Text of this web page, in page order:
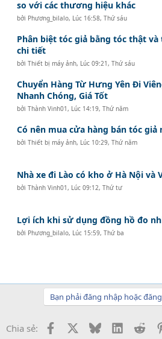
so với các thương hiệu khác
bởi Phương_bilalo, Lúc 16:58, Thứ sáu
Phân biệt tóc giả bằng tóc thật
chi tiết
bởiThiết bị máy ảnh, Lúc 09:21, Thứ sáu
Chuyển Hàng Từ Hưng Yên Đi
Nhanh Chóng, Giá Tốt
bởiThành Vinh01, Lúc 14:19, Thứ năm
Có nên mua cửa hàng bán tóc giả
bởiThiết bị máy ảnh, Lúc 10:29, Thứ năm
Nhà xe đi Lào có kho ở Hà Nội và
bởiThành Vinh01, Lúc 09:12, Thứ tư
Lợi ích khi sử dụng đồng hồ đo
bởi Phương_bilalo, Lúc 15:59, Thứ ba
Bạn phải đăng nhập hoặc
Chia sẻ: Facebook BlueskyLinkedIn